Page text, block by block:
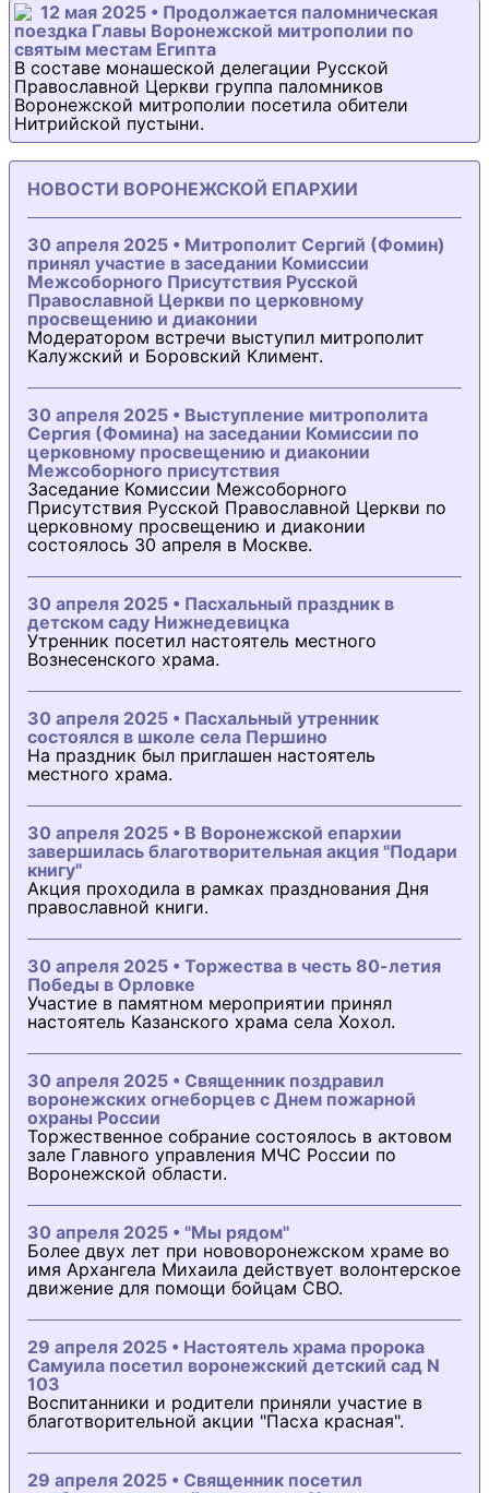
12 мая 2025 • Продолжается паломническая
поездка Главы Воронежской митрополии по
святым местам Египта
В составе монашеской делегации Русской
Православной Церкви группа паломников
Воронежской митрополии посетила обители
Нитрийской пустыни.
НОВОСТИ ВОРОНЕЖСКОЙ ЕПАРХИИ
30 апреля 2025 • Митрополит Сергий (Фомин)
принял участие в заседании Комиссии
Межсоборного Присутствия Русской
Православной Церкви по церковному
просвещению и диаконии
Модератором встречи выступил митрополит
Калужский и Боровский Климент.
30 апреля 2025 • Выступление митрополита
Сергия (Фомина) на заседании Комиссии по
церковному просвещению и диаконии
Межсоборного присутствия
Заседание Комиссии Межсоборного
Присутствия Русской Православной Церкви по
церковному просвещению и диаконии
состоялось 30 апреля в Москве.
30 апреля 2025 • Пасхальный праздник в
детском саду Нижнедевицка
Утренник посетил настоятель местного
Вознесенского храма.
30 апреля 2025 • Пасхальный утренник
состоялся в школе села Першино
На праздник был приглашен настоятель
местного храма.
30 апреля 2025 • В Воронежской епархии
завершилась благотворительная акция "Подари
книгу"
Акция проходила в рамках празднования Дня
православной книги.
30 апреля 2025 • Торжества в честь 80-летия
Победы в Орловке
Участие в памятном мероприятии принял
настоятель Казанского храма села Хохол.
30 апреля 2025 • Священник поздравил
воронежских огнеборцев с Днем пожарной
охраны России
Торжественное собрание состоялось в актовом
зале Главного управления МЧС России по
Воронежской области.
30 апреля 2025 • "Мы рядом"
Более двух лет при нововоронежском храме во
имя Архангела Михаила действует волонтерское
движение для помощи бойцам СВО.
29 апреля 2025 • Настоятель храма пророка
Самуила посетил воронежский детский сад N
103
Воспитанники и родители приняли участие в
благотворительной акции "Пасха красная".
29 апреля 2025 • Священник посетил